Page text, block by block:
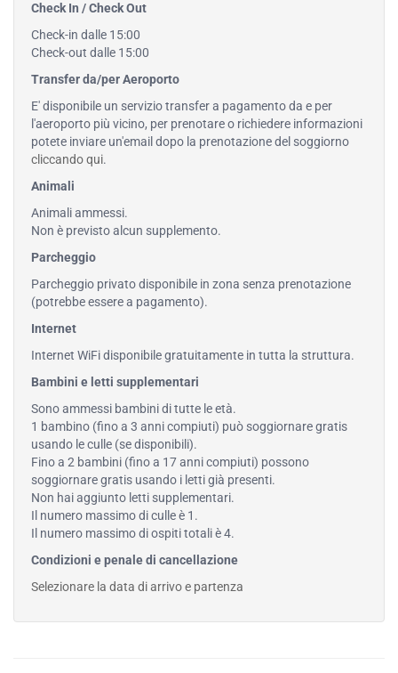
Check In / Check Out
Check-in dalle 15:00
Check-out dalle 15:00
Transfer da/per Aeroporto
E' disponibile un servizio transfer a pagamento da e per
l'aeroporto più vicino, per prenotare o richiedere informazioni
potete inviare un'email dopo la prenotazione del soggiorno
cliccando qui.
Animali
Animali ammessi.
Non è previsto alcun supplemento.
Parcheggio
Parcheggio privato disponibile in zona senza prenotazione
(potrebbe essere a pagamento).
Internet
Internet WiFi disponibile gratuitamente in tutta la struttura.
Bambini e letti supplementari
Sono ammessi bambini di tutte le età.
1 bambino (fino a 3 anni compiuti) può soggiornare gratis
usando le culle (se disponibili).
Fino a 2 bambini (fino a 17 anni compiuti) possono
soggiornare gratis usando i letti già presenti.
Non hai aggiunto letti supplementari.
Il numero massimo di culle è 1.
Il numero massimo di ospiti totali è 4.
Condizioni e penale di cancellazione
Selezionare la data di arrivo e partenza